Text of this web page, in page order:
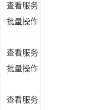
查看服务
批量操作
查看服务
批量操作
查看服务